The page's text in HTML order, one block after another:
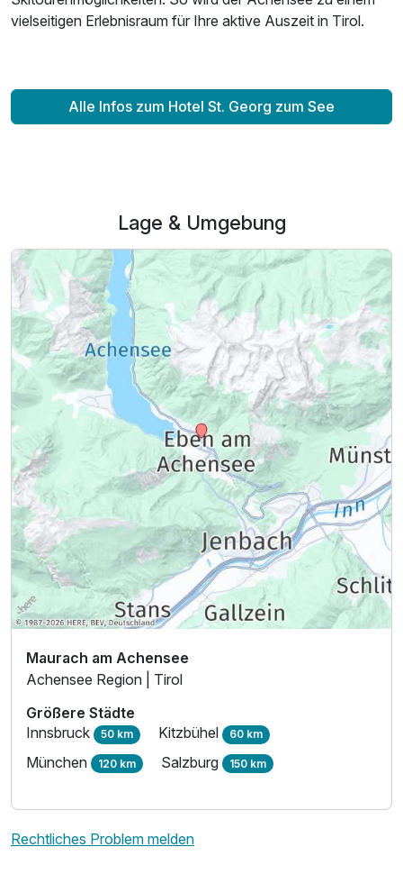
vielseitigen Erlebnisraum für Ihre aktive Auszeit in Tirol.
Alle Infos zum Hotel St. Georg zum See
Lage & Umgebung
Maurach am Achensee
Achensee Region | Tirol
Größere Städte
Innsbruck 50 km Kitzbühel 60 km
München 120 km Salzburg 150 km
Rechtliches Problem melden